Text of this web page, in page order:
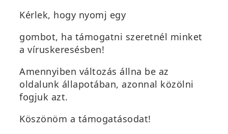
Kérlek, hogy nyomj egy
gombot, ha támogatni szeretnél minket
a víruskeresésben!
Amennyiben változás állna be az
oldalunk állapotában, azonnal közölni
fogjuk azt.
Köszönöm a támogatásodat!